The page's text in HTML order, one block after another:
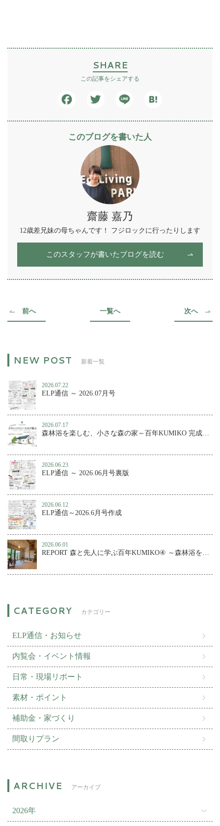
SHARE
この記事をシェアする
このブログを書いた人
齋藤 嘉乃
12歳差兄妹の母ちゃんです！ フジロックに行ったりします
このスタッフが書いたブログを読む
前へ 一覧へ 次へ
新着一覧
2026.07.22
ELP通信 ～ 2026.07月号
2026.07.17
2026.06.23
ELP通信 ～ 2026.06月号裏版
2026.06.12
ELP通信～2026.6月号作成
2026.06.01
カテゴリー
ELP通信・お知らせ
内覧会・イベント情報
日常・現場リポート
素材・ポイント
補助金・家づくり
間取りプラン
アーカイブ
2026年